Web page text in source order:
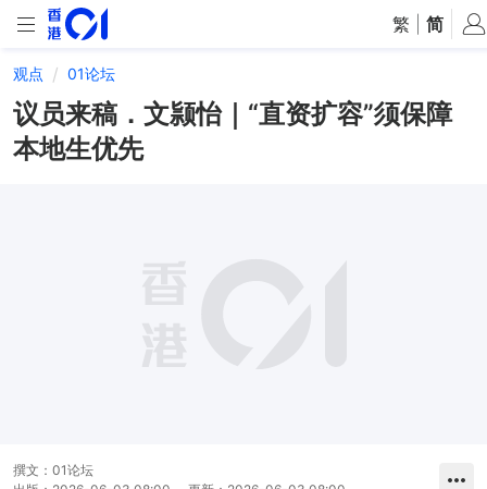
繁 简
观点 01论坛
议员来稿．文颕怡｜“直资扩容”须保障
本地生优先
撰文： 01论坛